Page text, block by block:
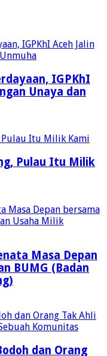
IGPKhI
Unaya dan
Pulau Itu Milik
Masa Depan
BUMG (Badan
dan Orang